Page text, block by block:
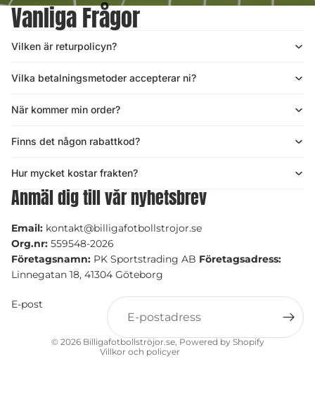
Vanliga Frågor
Vilken är returpolicyn?
Vilka betalningsmetoder accepterar ni?
När kommer min order?
Finns det någon rabattkod?
Hur mycket kostar frakten?
Anmäl dig till vår nyhetsbrev
Email: kontakt@billigafotbollstrojor.se
Org.nr: 559548-2026
Företagsnamn: PK Sportstrading AB Företagsadress:
Linnegatan 18, 41304 Göteborg
E-post
© 2026 Billigafotbollströjor.se, Powered by Shopify
Villkor och policyer
Integritetspolicy
Återbetalningspolicy
Användarvillkor
Kontaktinformation